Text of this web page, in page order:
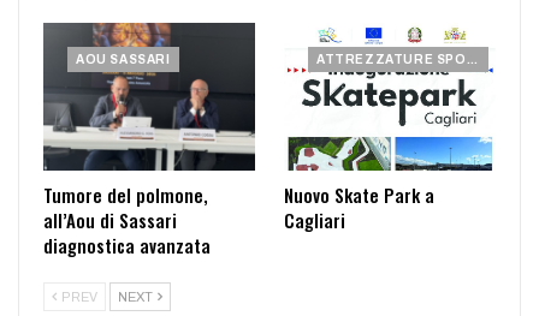
AOU SASSARI
Tumore del polmone,
all’Aou di Sassari
diagnostica avanzata
Nuovo Skate Park a
Cagliari
PREV NEXT